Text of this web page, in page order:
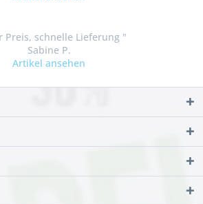
Preis, schnelle Lieferung "
Sabine P.
Artikel ansehen